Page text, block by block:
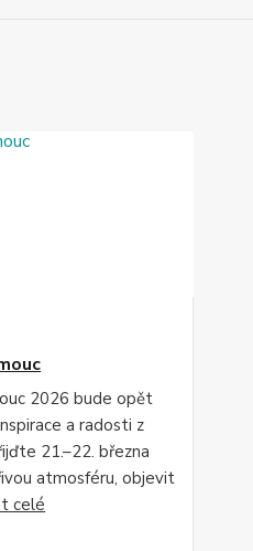
2026 bude opět
a radosti z
21.–22. března
atmosféru, objevit
celé